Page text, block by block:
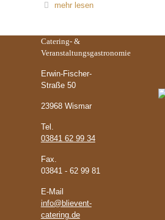
mehr lesen
Catering- &
Veranstaltungsgastronomie
Erwin-Fischer-
Straße 50
23968 Wismar
Tel.
03841 62 99 34
Fax.
03841 - 62 99 81
E-Mail
info@blievent-
catering.de